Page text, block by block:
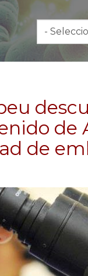
Mes
de